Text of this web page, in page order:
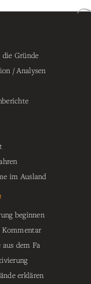
Gründe
/ Analysen
im Ausland
beginnen
dem Fa
erklären